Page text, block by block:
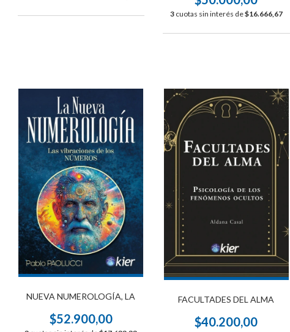
3 cuotas sin interés de$16.666,67
NUEVA NUMEROLOGÍA, LA
$52.900,00
FACULTADES DEL ALMA
$40.200,00